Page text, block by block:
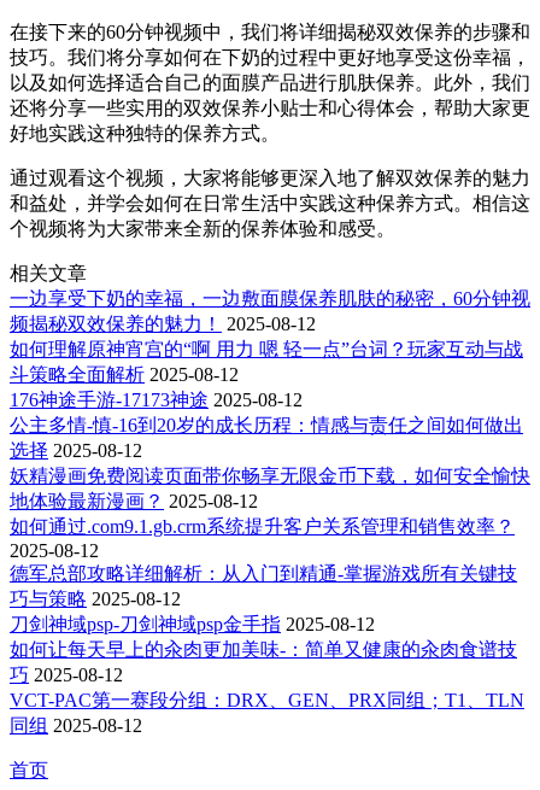
在接下来的60分钟视频中，我们将详细揭秘双效保养的步骤和
技巧。我们将分享如何在下奶的过程中更好地享受这份幸福，
以及如何选择适合自己的面膜产品进行肌肤保养。此外，我们
还将分享一些实用的双效保养小贴士和心得体会，帮助大家更
好地实践这种独特的保养方式。
通过观看这个视频，大家将能够更深入地了解双效保养的魅力
和益处，并学会如何在日常生活中实践这种保养方式。相信这
个视频将为大家带来全新的保养体验和感受。
相关文章
一边享受下奶的幸福，一边敷面膜保养肌肤的秘密，60分钟视
频揭秘双效保养的魅力！
2025-08-12
如何理解原神宵宫的“啊 用力 嗯 轻一点”台词？玩家互动与战
斗策略全面解析 2025-08-12
176神途手游-17173神途 2025-08-12
公主多情-慎-16到20岁的成长历程：情感与责任之间如何做出
选择 2025-08-12
妖精漫画免费阅读页面带你畅享无限金币下载，如何安全愉快
地体验最新漫画？ 2025-08-12
如何通过.com9.1.gb.crm系统提升客户关系管理和销售效率？
2025-08-12
德军总部攻略详细解析：从入门到精通-掌握游戏所有关键技
巧与策略 2025-08-12
刀剑神域psp-刀剑神域psp金手指 2025-08-12
如何让每天早上的汆肉更加美味-：简单又健康的汆肉食谱技
巧 2025-08-12
VCT-PAC第一赛段分组：DRX、GEN、PRX同组；T1、TLN
同组 2025-08-12
首页